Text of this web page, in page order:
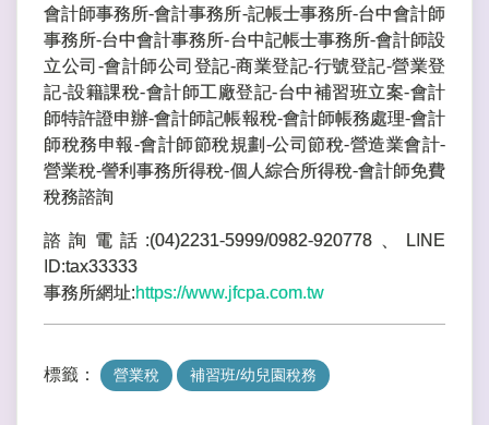
會計師事務所-會計事務所-記帳士事務所-台中會計師
事務所-台中會計事務所-台中記帳士事務所-會計師設
立公司-會計師公司登記-商業登記-行號登記-營業登
記-設籍課稅-會計師工廠登記-台中補習班立案-會計
師特許證申辦-會計師記帳報稅-會計師帳務處理-會計
師稅務申報-會計師節稅規劃-公司節稅-營造業會計-
營業稅-謍利事務所得稅-個人綜合所得稅-會計師免費
稅務諮詢
諮詢電話:(04)2231-5999/0982-920778、LINE
ID:tax33333
事務所網址:https://www.jfcpa.com.tw
標籤： 營業稅 補習班/幼兒園稅務